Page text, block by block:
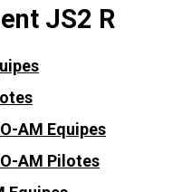
JS2 R
AM Equipes
AM Pilotes